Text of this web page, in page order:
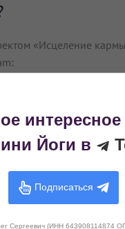
«Исцеление
Йоги в
Подписаться
Сергеевич (ИНН 643908114874